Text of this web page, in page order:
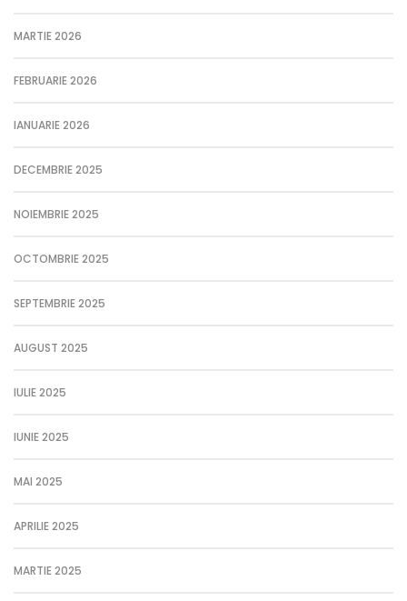
MARTIE 2026
FEBRUARIE 2026
IANUARIE 2026
DECEMBRIE 2025
NOIEMBRIE 2025
OCTOMBRIE 2025
SEPTEMBRIE 2025
AUGUST 2025
IULIE 2025
IUNIE 2025
MAI 2025
APRILIE 2025
MARTIE 2025